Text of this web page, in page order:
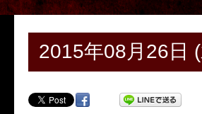
2015年08月26日